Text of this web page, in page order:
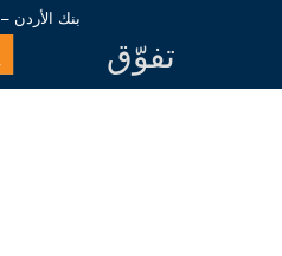
بنك الأردن
تفوّق